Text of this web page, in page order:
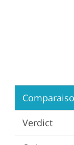
Verdict